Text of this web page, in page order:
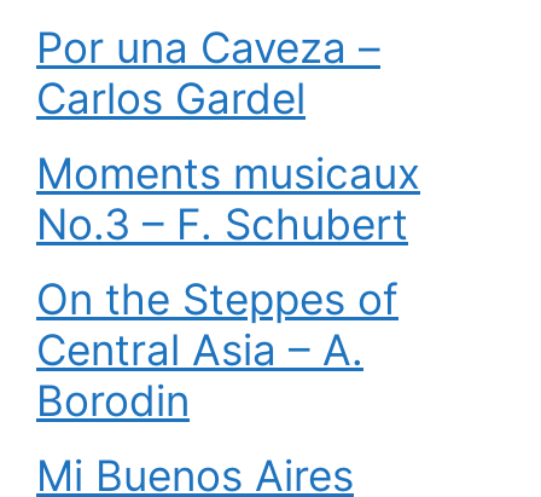
Por una Caveza –
Carlos Gardel
Moments musicaux
No.3 – F. Schubert
On the Steppes of
Central Asia – A.
Borodin
Mi Buenos Aires